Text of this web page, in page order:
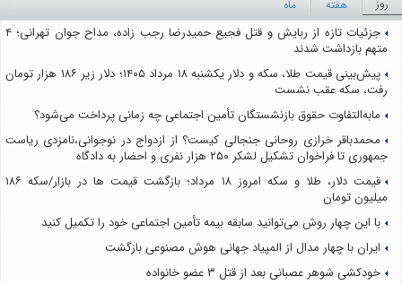
روز هفته ماه
جزئیات تازه از ربایش و قتل فجیع حمیدرضا رجب زاده، مداح جوان تهرانی؛ ۴
متهم بازداشت شدند
پیش‌بینی قیمت طلا، سکه و دلار یکشنبه ۱۸ مرداد ۱۴۰۵؛ دلار زیر ۱۸۶ هزار تومان
رفت، سکه عقب نشست
مابه‌التفاوت حقوق بازنشستگان تأمین اجتماعی چه زمانی پرداخت می‌شود؟
محمدباقر خرازی روحانی جنجالی کیست؟ از ازدواج در نوجوانی،نامزدی ریاست
جمهوری تا فراخوان تشکیل لشکر ۲۵۰ هزار نفری و احضار به دادگاه
قیمت دلار، طلا و سکه امروز ۱۸ مرداد؛ بازگشت قیمت ها در بازار/سکه ۱۸۶
میلیون تومان
با این چهار روش می‌توانید سابقه بیمه تأمین اجتماعی خود را تکمیل کنید
ایران با چهار مدال از المپیاد جهانی هوش مصنوعی بازگشت
خودکشی شوهر عصبانی بعد از قتل ۳ عضو خانواده